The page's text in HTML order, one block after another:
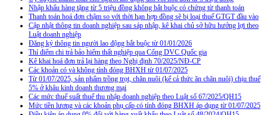
Nhập khẩu hàng tặng từ 5 triệu đồng không bắt buộc có chứng từ thanh toán
Thanh toán hoá đơn chậm so với thời hạn hợp đồng sẽ bị loại thuế GTGT đầu vào
Cập nhật thông tin doanh nghiệp sau sáp nhập, kê khai chủ sở hữu hưởng lợi theo
Luật doanh nghiệp
Đăng ký thông tin người lao động bắt buộc từ 01/01/2026
Thí điểm chi trả bảo hiểm thất nghiệp qua Cổng DVC Quốc gia
Kê khai hoá đơn trả lại hàng theo Nghị định 70/2025/NĐ-CP
Các khoản có và không tính đóng BHXH từ 01/07/2025
Từ 01/07/2025, sản phẩm trồng trọt, chăn nuôi (kể cả thức ăn chăn nuôi) chịu thuế
5% ở khâu kinh doanh thương mại
Các mức thuế suất thuế thu nhập doanh nghiệp theo Luật số 67/2025/QH15
Mức tiền lương và các khoản phụ cấp có tính đóng BHXH áp dụng từ 01/07/2025